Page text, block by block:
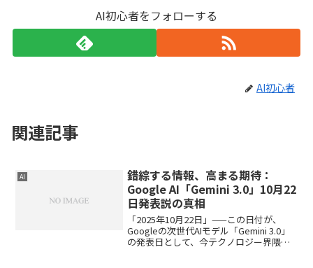
AI初心者をフォローする
AI初心者
関連記事
AI
錯綜する情報、高まる期待：
Google AI「Gemini 3.0」10月22
日発表説の真相
「2025年10月22日」——この日付が、
Googleの次世代AIモデル「Gemini 3.0」
の発表日として、今テクノロジー界隈を